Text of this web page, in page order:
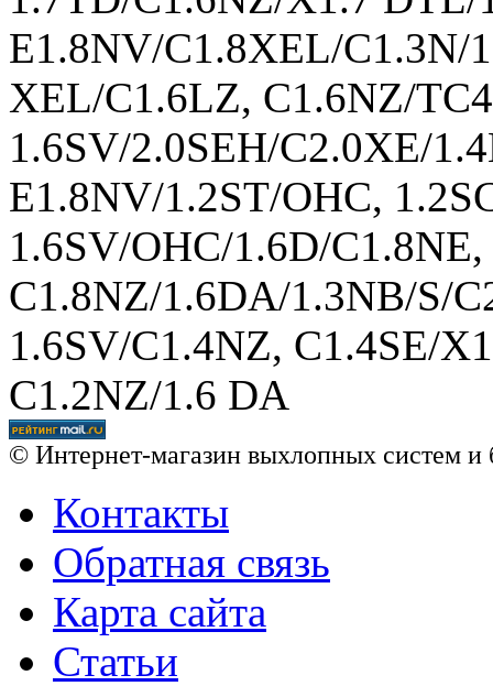
E1.8NV/C1.8XEL/C1.3N/
XEL/C1.6LZ, C1.6NZ/
1.6SV/2.0SEH/C2.0XE/
E1.8NV/1.2ST/OHC,
1.6SV/OHC/1.6D/C1.8NE,
C1.8NZ/1.6DA/1.3NB/S/
1.6SV/C1.4NZ, C1.4SE/
C1.2NZ/1.6 DA
© Интернет-магазин выхлопных систем и
Контакты
Обратная связь
Карта сайта
Статьи